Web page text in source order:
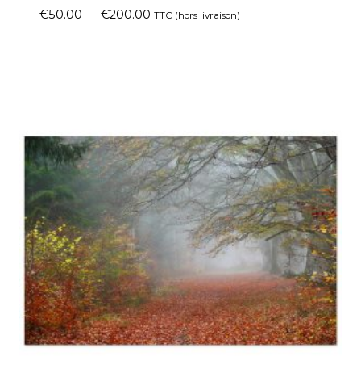
€50.00 – €200.00 TTC (hors livraison)